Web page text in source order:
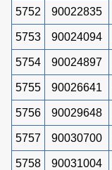
5752 90022835
5753 90024094
5754 90024897
5755 90026641
5756 90029648
5757 90030700
5758 90031004